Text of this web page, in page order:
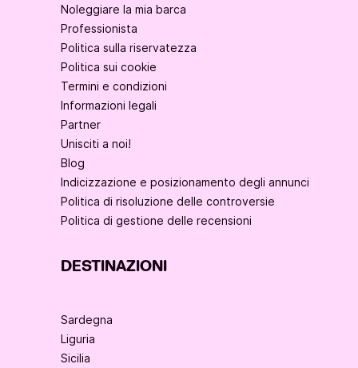
Noleggiare la mia barca
Professionista
Politica sulla riservatezza
Politica sui cookie
Termini e condizioni
Informazioni legali
Partner
Unisciti a noi!
Blog
Indicizzazione e posizionamento degli annunci
Politica di risoluzione delle controversie
Politica di gestione delle recensioni
DESTINAZIONI
Sardegna
Liguria
Sicilia